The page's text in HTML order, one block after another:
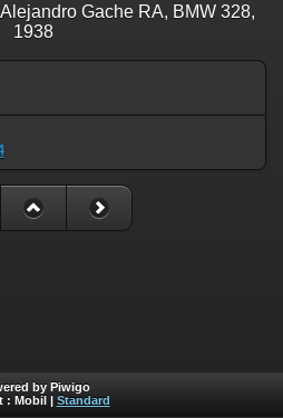
Gache RA, BMW 328,
1938
by Piwigo
: Mobil Standard